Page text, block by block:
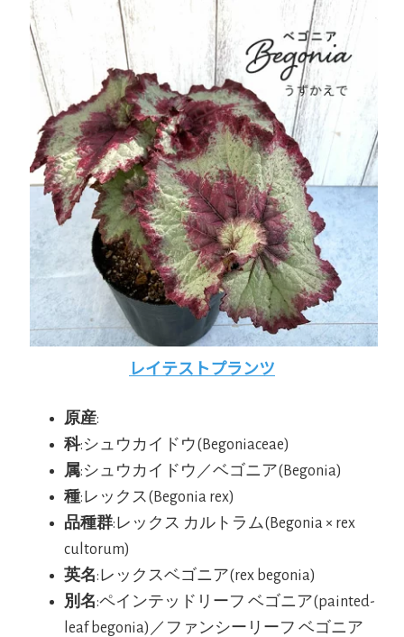
レイテストプランツ
原産:
科:シュウカイドウ(Begoniaceae)
属:シュウカイドウ／ベゴニア(Begonia)
種:レックス(Begonia rex)
品種群:レックス カルトラム(Begonia × rex
cultorum)
英名:レックスベゴニア(rex begonia)
別名:ペインテッドリーフ ベゴニア(painted-
leaf begonia)／ファンシーリーフ ベゴニア